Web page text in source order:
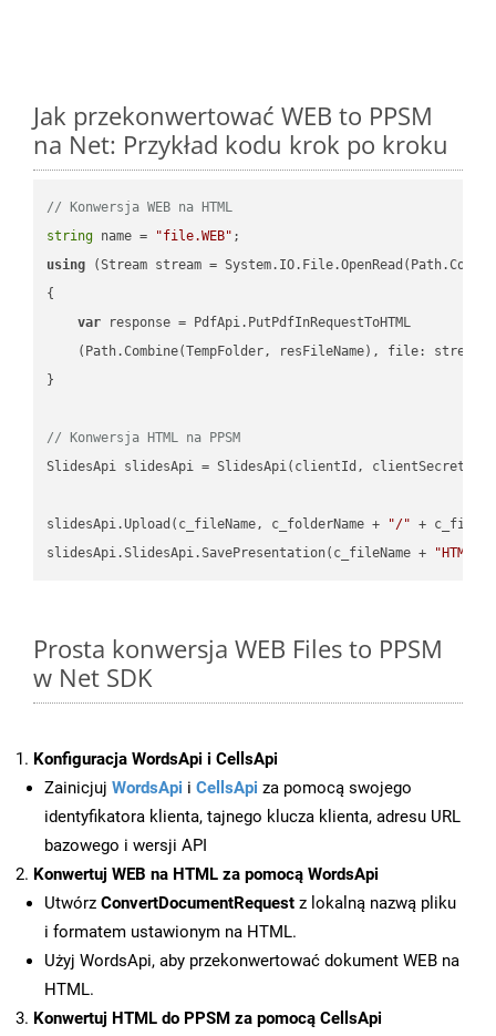
Jak przekonwertować WEB to PPSM
na Net: Przykład kodu krok po kroku
// Konwersja WEB na HTML
string name = "file.WEB"
using (Stream stream =
{
var response = PdfApi.PutPdfInRequestToHTML
    (Path.Combine(TempFolder, resFileName), file: stream);
}
// Konwersja HTML na PPSM
SlidesApi slidesApi = SlidesApi(clientId, clientSecret);
slidesApi.Upload(c_fileName, c_folderName + "/" +
slidesApi.SlidesApi.SavePresentation(c_fileName +
"HTML"
Prosta konwersja WEB Files to PPSM
w Net SDK
Konfiguracja WordsApi i CellsApi
Zainicjuj WordsApi i CellsApi za pomocą swojego
identyfikatora klienta, tajnego klucza klienta, adresu URL
bazowego i wersji API
Konwertuj WEB na HTML za pomocą WordsApi
Utwórz ConvertDocumentRequest z lokalną nazwą pliku
i formatem ustawionym na HTML.
Użyj WordsApi, aby przekonwertować dokument WEB na
HTML.
Konwertuj HTML do PPSM za pomocą CellsApi